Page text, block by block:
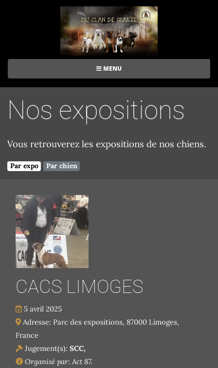
MENU
Nos expositions
Vous retrouverez les expositions de nos chiens.
Par expo Par chien
CACS LIMOGES
5 avril 2025
Adresse: Parc des expositions, 87000 Limoges,
France
Jugement(s): SCC,
Organisé par: Act 87.